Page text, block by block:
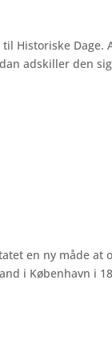
Historiske Dage.
adskiller den
en ny måde at
i København i